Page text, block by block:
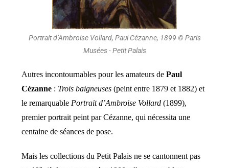
Portrait d’Ambroise Vollard, Paul Cézanne, 1899 © Paris
Musées - Petit Palais
Autres incontournables pour les amateurs dePaul
Cézanne : Trois baigneuses (peint entre 1879 et 1882) et
le remarquable Portrait d’Ambroise Vollard (1899),
premier portrait peint par Cézanne, qui nécessita une
centaine de séances de pose.
Mais les collections du Petit Palais ne se cantonnent pas